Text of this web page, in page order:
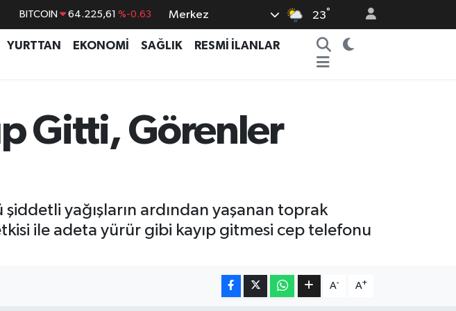
BITCOIN 64.225,61 %-0.63
DOLAR 47,7143 %0.16
GRAM ALTIN 6574.81 %1.44
BİST100 13.799 %70
Merkez 23°
YURTTAN EKONOMİ SAĞLIK
RESMİ İLANLAR
Gitti, Görenler
yağışların ardından yaşanan toprak
ile adeta yürür gibi kayıp gitmesi cep telefonu
A- A+